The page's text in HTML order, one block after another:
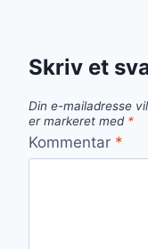
Skriv et
Din e-mailadresse
er markeret med *
Kommentar *